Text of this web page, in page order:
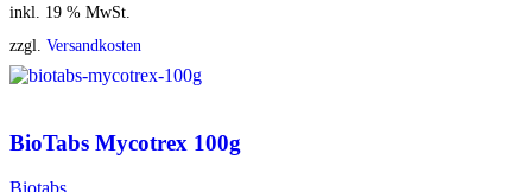
inkl. 19 % MwSt.
zzgl. Versandkosten
BioTabs Mycotrex 100g